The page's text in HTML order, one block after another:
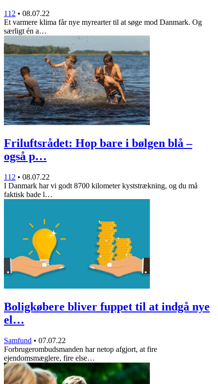
112 • 08.07.22
Et varmere klima får nye myrearter til at søge mod Danmark. Og
særligt én a…
Friluftsrådet: Hop bare i bølgen blå –
også p…
112 • 08.07.22
I Danmark har vi godt 8700 kilometer kyststrækning, og du må
faktisk bade l…
Boligkøbere bliver fuppet til at indgå nye
el…
Samfund • 07.07.22
Forbrugerombudsmanden har netop afgjort, at fire
ejendomsmæglere, fire else…